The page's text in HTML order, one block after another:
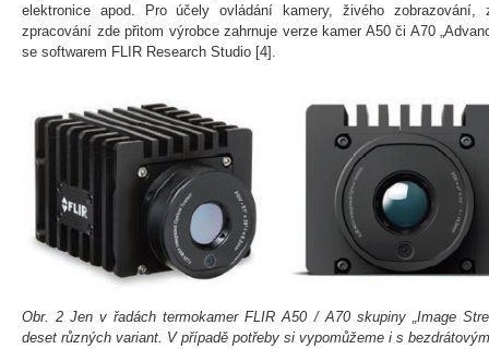
elektronice apod. Pro účely ovládání kamery, živého zobrazování,
zpracování zde přitom výrobce zahrnuje verze kamer A50 či A70
se softwarem FLIR Research Studio [4].
Obr. 2 Jen v řadách termokamer FLIR A50 / A70 skupiny „Image
deset různých variant. V případě potřeby si vypomůžeme i s